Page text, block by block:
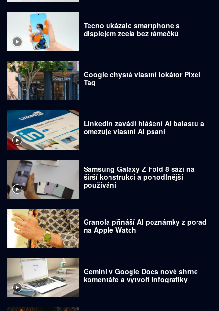
Tecno ukázalo smartphone s
displejem zcela bez rámečků
Google chystá vlastní lokátor Pixel
Tag
LinkedIn zavádí hlášení AI balastu a
omezuje vlastní AI psaní
Samsung Galaxy Z Fold 8 sází na
širší konstrukci a pohodlnější
používání
Granola přináší AI poznámky z porad
na Apple Watch
Gemini v Google Docs nově shrne
komentáře a vytvoří infografiky